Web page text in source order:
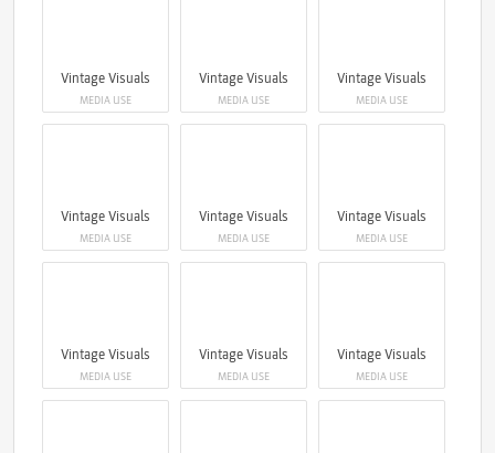
Vintage Visuals
MEDIA USE
Vintage Visuals
MEDIA USE
Vintage Visuals
MEDIA USE
Vintage Visuals
MEDIA USE
Vintage Visuals
MEDIA USE
Vintage Visuals
MEDIA USE
Vintage Visuals
MEDIA USE
Vintage Visuals
MEDIA USE
Vintage Visuals
MEDIA USE